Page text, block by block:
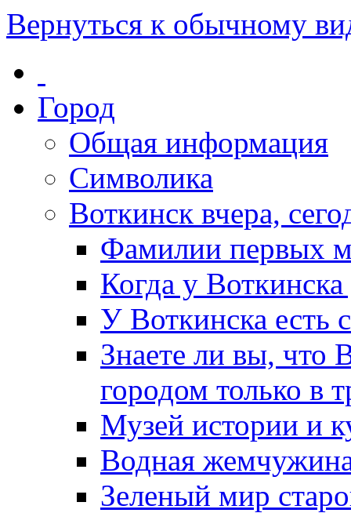
Вернуться к обычному
Город
Общая информация
Символика
Воткинск вчера,
Фамилии первых
Когда у
У Воткинска есть
Знаете ли вы, что
городом только в
Музей истории и
Водная
Зеленый мир